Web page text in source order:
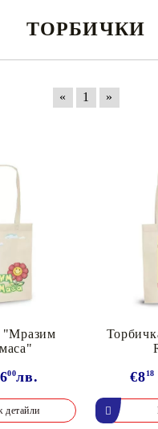
ТОРБИЧКИ
« 1 »
"Мразим
00лв.
детайли
€818